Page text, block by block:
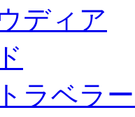
ディア
ラベラ